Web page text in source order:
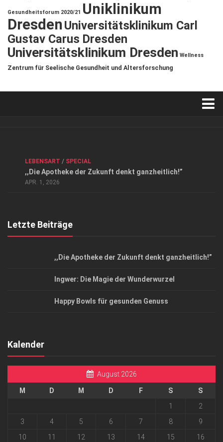
Gesundheitsforum 2020/21 Uniklinikum
DresdenUniversitätsklinikum Carl
Gustav Carus Dresden
Universitätsklinikum Dresden Wellness
Zentrum für Seelische Gesundheit und Altersforschung
Datenschutzerklärung
Top Magazin Dresden / Ostsachsen
LEBENSART / SPECIAL
,,Die Apotheke der Zukunft denkt ganzheitlich!”
APR. 1, 2026
Letzte Beiträge
,,Die Apotheke der Zukunft denkt ganzheitlich!”
Ingwer: Die Magie der Wunderwurzel
Happy Bowls für gesunden Genuss
Kalender
August 2026
M D M D F S
S
1
2
3
4 5 6 7 8
9
10
11 12 13 14 15 16